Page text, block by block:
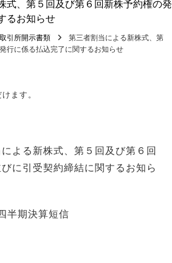
引所開示書類
第三者割当による新株式、第
行に係る払込完了に関するお知らせ
ます。
による新株式、第５回及び第６回
に引受契約締結に関するお知ら
半期決算短信